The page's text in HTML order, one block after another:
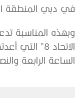
في دبي المنطقة
الاتحاد 8”
الساعة الرابعة